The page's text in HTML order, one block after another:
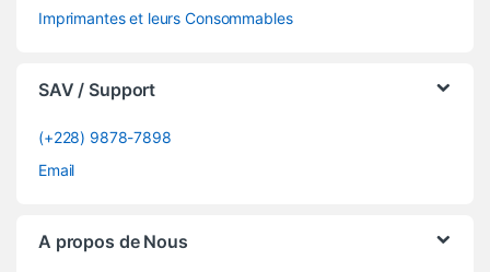
Imprimantes et leurs Consommables
SAV / Support
(+228) 9878-7898
Email
A propos de Nous